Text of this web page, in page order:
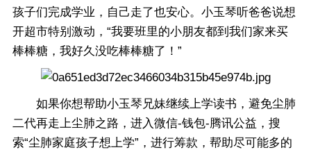
孩子们完成学业，自己走了也安心。小玉琴听爸爸说想
开超市特别激动，“我要班里的小朋友都到我们家来买
棒棒糖，我好久没吃棒棒糖了！”
如果你想帮助小玉琴兄妹继续上学读书，避免尘肺
二代再走上尘肺之路，进入微信-钱包-腾讯公益，搜
索“尘肺家庭孩子想上学”，进行筹款，帮助尽可能多的